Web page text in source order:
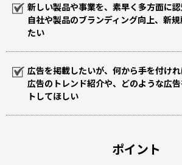
新しい製品や事業を、素早く多方面に
自社や製品のブランディング向上、新
たい
広告を掲載したいが、何から手を付け
広告のトレンド紹介や、どのような広
トしてほしい
ポイント